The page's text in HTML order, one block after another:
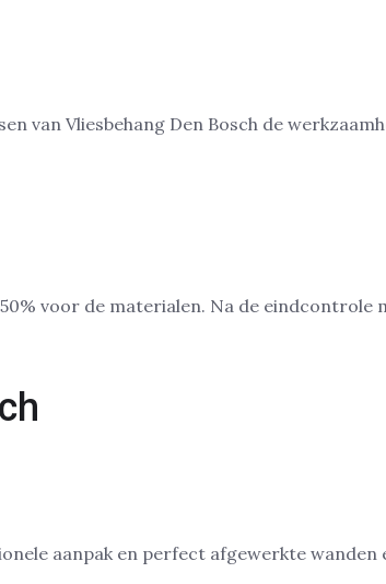
van Vliesbehang Den Bosch de
voor de materialen. Na de
aanpak en perfect afgewerkte